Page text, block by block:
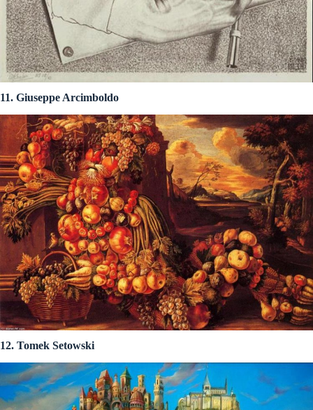
11. Giuseppe Arcimboldo
12. Tomek Setowski